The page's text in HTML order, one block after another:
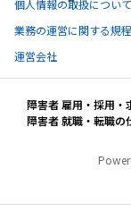
個人情報の取扱について
業務の運営に関する規程
運営会社
障害者 雇用・採用・
障害者 就職・転職の